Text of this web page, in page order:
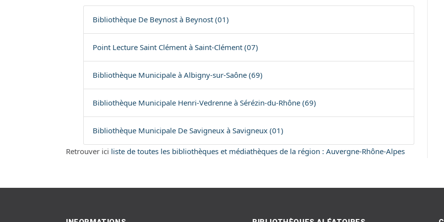
Bibliothèque De Beynost à Beynost (01)
Point Lecture Saint Clément à Saint-Clément (07)
Bibliothèque Municipale à Albigny-sur-Saône (69)
Bibliothèque Municipale Henri-Vedrenne à Sérézin-du-Rhône (69)
Bibliothèque Municipale De Savigneux à Savigneux (01)
Retrouver ici liste de toutes les bibliothèques et médiathèques de la région : Auvergne-Rhône-Alpes